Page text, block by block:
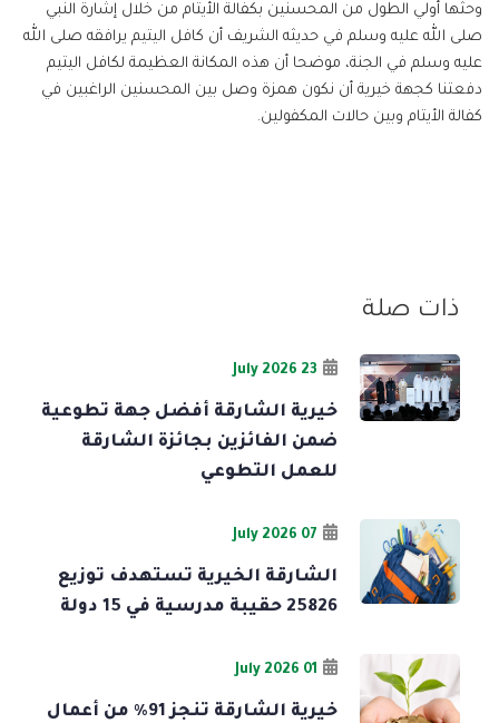
وحثها أولي الطول من المحسنين بكفالة الأيتام من خلال إشارة النبي
صلى الله عليه وسلم في حديثه الشريف أن كافل اليتيم يرافقه صلى الله
عليه وسلم في الجنة، موضحا أن هذه المكانة العظيمة لكافل اليتيم
دفعتنا كجهة خيرية أن نكون همزة وصل بين المحسنين الراغبين في
كفالة الأيتام وبين حالات المكفولين.
ذات صلة
23 July 2026
خيرية الشارقة أفضل جهة تطوعية
ضمن الفائزين بجائزة الشارقة
للعمل التطوعي
07 July 2026
الشارقة الخيرية تستهدف توزيع
25826 حقيبة مدرسية في 15 دولة
01 July 2026
خيرية الشارقة تنجز 91% من أعمال